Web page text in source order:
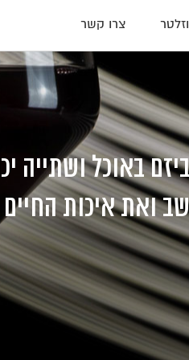
צרו קשר
באוכל ושתייה
ואת איכות החיים